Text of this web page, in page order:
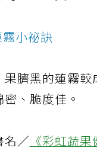
增加鈣質的吸
小祕訣
臍黑的蓮霧
、脆度佳。